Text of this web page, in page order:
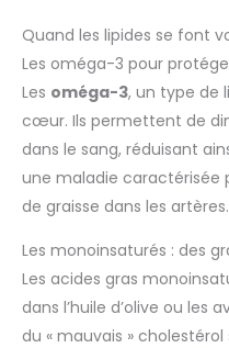
Quand les lipides se font
Les oméga-3 pour
Les oméga-3, un type de
cœur. Ils permettent de
dans le sang, réduisant
une maladie caractérisée
de graisse dans les artères.
Les monoinsaturés : des
Les acides gras
dans l’huile d’olive ou les
du « mauvais »